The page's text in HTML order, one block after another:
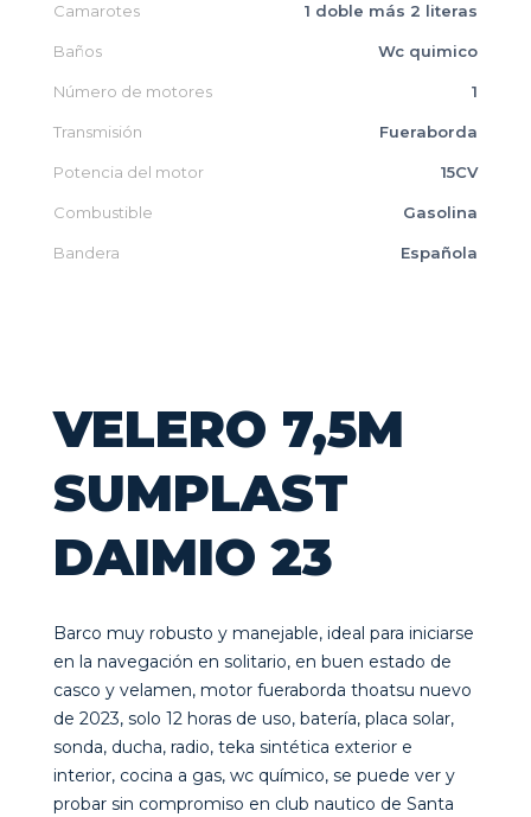
Camarotes 1 doble más 2 literas
Baños Wc quimico
Número de motores 1
Transmisión Fueraborda
Potencia del motor 15CV
Combustible Gasolina
Bandera Española
VELERO 7,5M
SUMPLAST
DAIMIO 23
Barco muy robusto y manejable, ideal para iniciarse
en la navegación en solitario, en buen estado de
casco y velamen, motor fueraborda thoatsu nuevo
de 2023, solo 12 horas de uso, batería, placa solar,
sonda, ducha, radio, teka sintética exterior e
interior, cocina a gas, wc químico, se puede ver y
probar sin compromiso en club nautico de Santa